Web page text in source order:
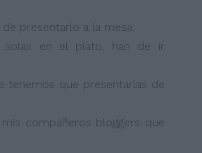
presentarlo a la mesa.
solas en el plato, han de ir
tenemos que presentarlas de
compañeros bloggers que